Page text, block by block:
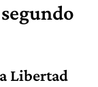
Libertad